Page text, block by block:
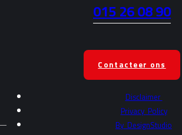
015 26 08 90
Contacteer ons
Disclaimer
Privacy Policy
By DesignStudio